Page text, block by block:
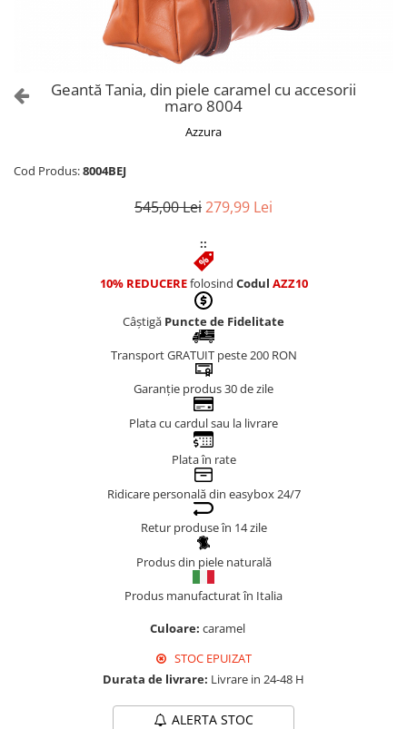
Genți Albe
Genți Bleumarin
Geantă Tania, din piele caramel cu accesorii
maro 8004
Azzura
Cod Produs:8004BEJ
545,00 Lei279,99 Lei
::
10% REDUCEREfolosind Codul AZZ10
Câștigă Puncte de Fidelitate
Transport GRATUIT peste 200 RON
Garanție produs 30 de zile
Plata cu cardul sau la livrare
Plata în rate
Ridicare personală din easybox 24/7
Retur produse în 14 zile
Produs din piele naturală
Produs manufacturat în Italia
Culoare: caramel
STOC EPUIZAT
Durata de livrare: Livrare in 24-48 H
ALERTA STOC